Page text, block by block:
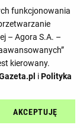
67'
70'70'
funkcjonowania
– Agora S.A. –
kierowany.
iPolityka
z o.o., jej
AKCEPTUJĘ